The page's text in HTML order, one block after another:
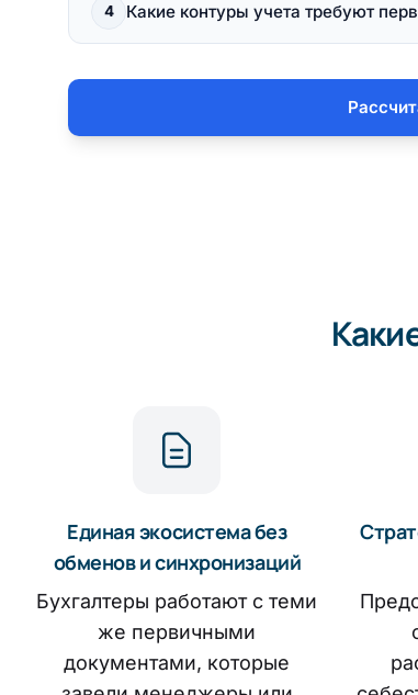
4 Какие контуры учета требуют
Единая экосистема без
обменов и синхронизаций
Бухгалтеры работают с теми
же первичными
документами, которые